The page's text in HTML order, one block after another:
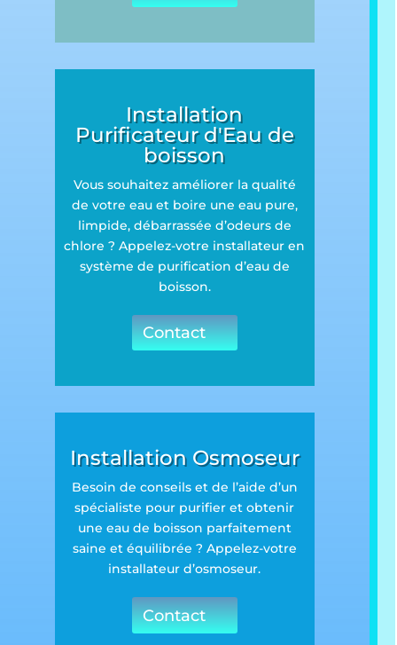
Installation
Purificateur d'Eau de
boisson
Vous souhaitez améliorer la qualité
de votre eau et boire une eau pure,
limpide, débarrassée d’odeurs de
chlore ? Appelez-votre installateur en
système de purification d’eau de
boisson.
Contact
Installation Osmoseur
Besoin de conseils et de l’aide d’un
spécialiste pour purifier et obtenir
une eau de boisson parfaitement
saine et équilibrée ? Appelez-votre
installateur d’osmoseur.
Contact